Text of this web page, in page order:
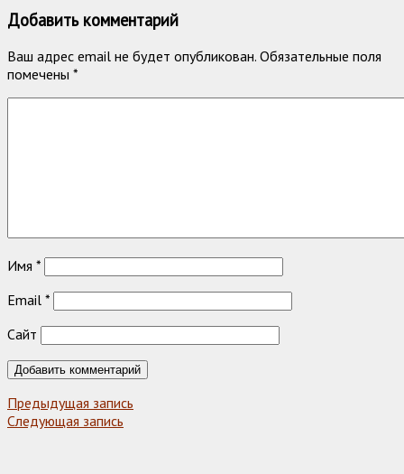
Добавить комментарий
Ваш адрес email не будет опубликован. Обязательные поля
помечены *
Имя *
Email *
Сайт
Предыдущая запись
Следующая запись